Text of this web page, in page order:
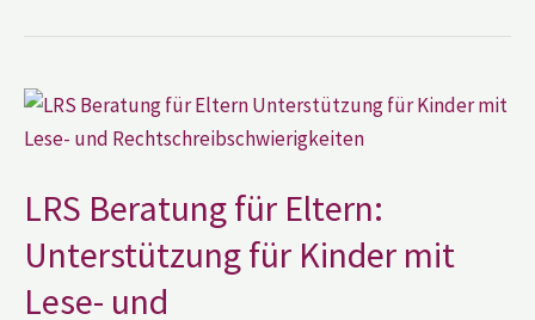
LRS Beratung für Eltern:
Unterstützung für Kinder mit
Lese- und
LRS
Beratung
für
für
Kinder
mit
Lese-
Rechtschreibschwierigkeiten